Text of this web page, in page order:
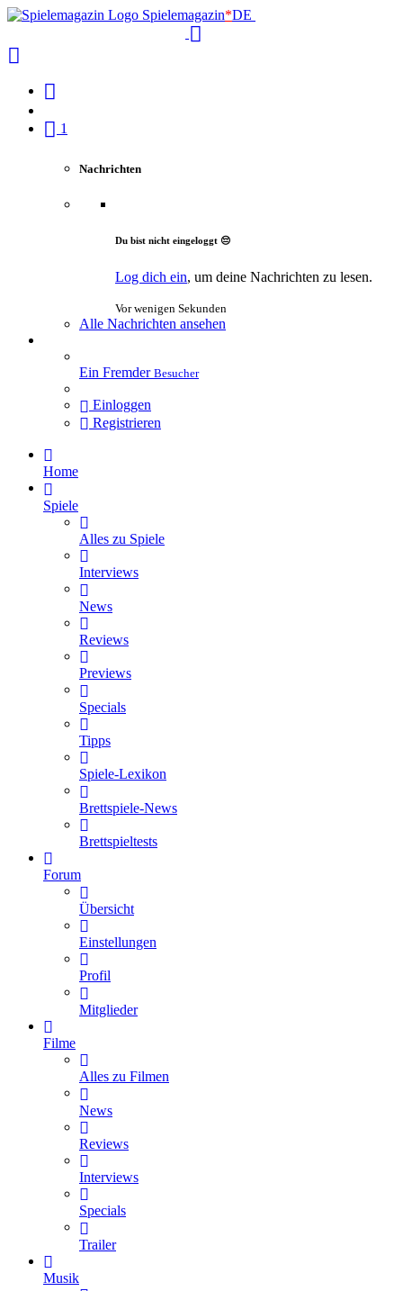
Spielemagazin*DE
1
Nachrichten
Du bist nicht eingeloggt 😔
Log dich ein, um deine Nachrichten zu lesen.
Vor wenigen Sekunden
Alle Nachrichten ansehen
Ein Fremder Besucher
Einloggen
Registrieren
Home
Spiele
Alles zu Spiele
Interviews
News
Reviews
Previews
Specials
Tipps
Spiele-Lexikon
Brettspiele-News
Brettspieltests
Forum
Übersicht
Einstellungen
Profil
Mitglieder
Filme
Alles zu Filmen
News
Reviews
Interviews
Specials
Trailer
Musik